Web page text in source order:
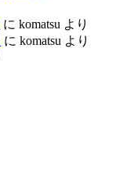
に komatsu より
に komatsu より